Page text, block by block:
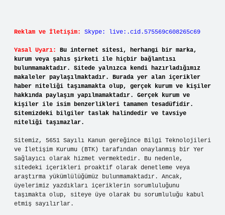
Reklam ve İletişim: Skype: live:.cid.575569c608265c69
Yasal Uyarı:
Bu internet sitesi, herhangi bir marka,
kurum veya şahıs şirketi ile hiçbir bağlantısı
bulunmamaktadır. Sitede yalnızca kendi hazırladığımız
makaleler paylaşılmaktadır. Burada yer alan içerikler
haber niteliği taşımamakta olup, gerçek kurum ve kişiler
hakkında paylaşım yapılmamaktadır. Gerçek kurum ve
kişiler ile isim benzerlikleri tamamen tesadüfidir.
Sitemizdeki bilgiler taslak halindedir ve tavsiye
niteliği taşımazlar.
Sitemiz, 5651 Sayılı Kanun gereğince Bilgi Teknolojileri
ve İletişim Kurumu (BTK) tarafından onaylanmış bir Yer
Sağlayıcı olarak hizmet vermektedir. Bu nedenle,
sitedeki içerikleri proaktif olarak denetleme veya
araştırma yükümlülüğümüz bulunmamaktadır. Ancak,
üyelerimiz yazdıkları içeriklerin sorumluluğunu
taşımakta olup, siteye üye olarak bu sorumluluğu kabul
etmiş sayılırlar.